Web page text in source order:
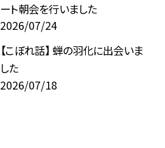
ート朝会を行いました
2026/07/24
【こぼれ話】 蝉の羽化に出会いま
した
2026/07/18